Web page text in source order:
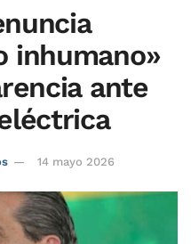
inhumano»
ante
14 mayo 2026